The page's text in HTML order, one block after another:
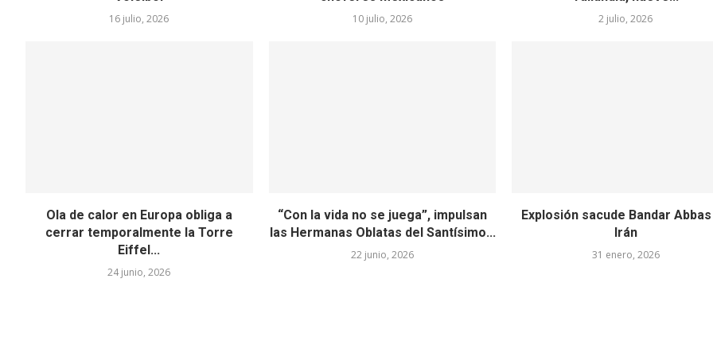
16 julio, 2026 10 julio, 2026 2 julio, 2026
Ola de calor en Europa obliga a
cerrar temporalmente la Torre
Eiffel...
24 junio, 2026
“Con la vida no se juega”, impulsan
las Hermanas Oblatas del Santísimo...
22 junio, 2026
Explosión sacude Bandar
Irán
31 enero, 2026